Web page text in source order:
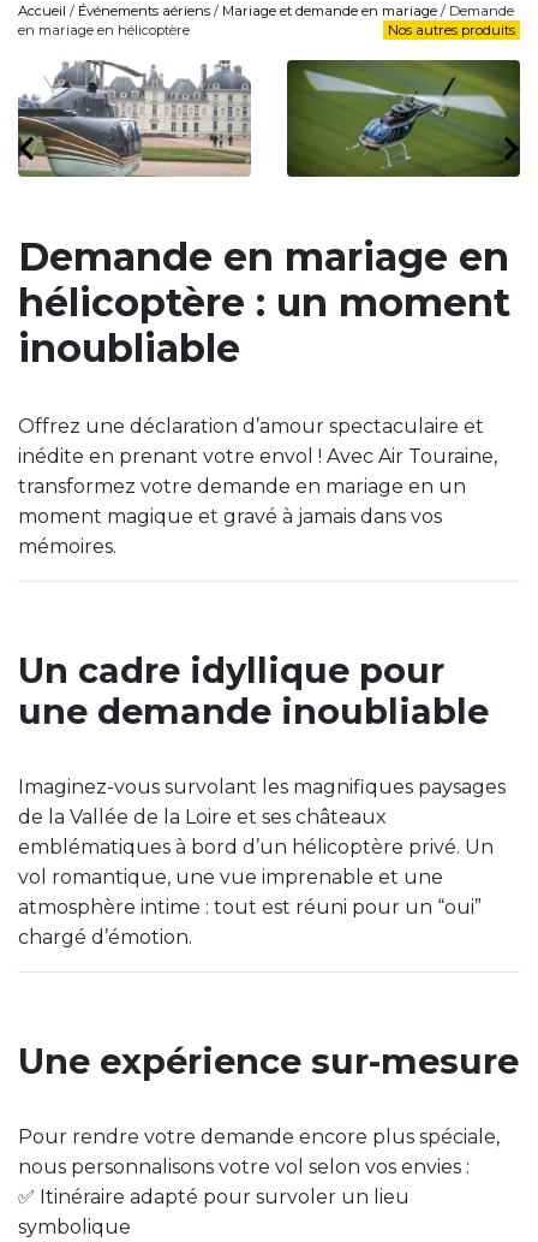
Accueil / Événements aériens / Mariage et demande en mariage / Demande
en mariage en hélicoptère
Nos autres produits
Demande en mariage en
hélicoptère : un moment
inoubliable
Offrez une déclaration d’amour spectaculaire et
inédite en prenant votre envol ! Avec Air Touraine,
transformez votre demande en mariage en un
moment magique et gravé à jamais dans vos
mémoires.
Un cadre idyllique pour
une demande inoubliable
Imaginez-vous survolant les magnifiques paysages
de la Vallée de la Loire et ses châteaux
emblématiques à bord d’un hélicoptère privé. Un
vol romantique, une vue imprenable et une
atmosphère intime : tout est réuni pour un “oui”
chargé d’émotion.
Une expérience sur-mesure
Pour rendre votre demande encore plus spéciale,
nous personnalisons votre vol selon vos envies :
✅ Itinéraire adapté pour survoler un lieu
symbolique